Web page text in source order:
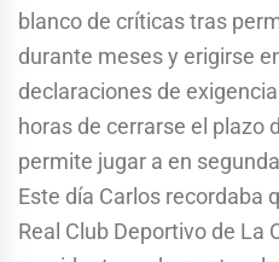
blanco de críticas tras
durante meses y erigirse
declaraciones de
horas de cerrarse el plazo
permite jugar a en
Este día Carlos recordaba
Real Club Deportivo de La